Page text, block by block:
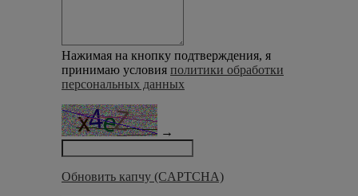
Нажимая на кнопку подтверждения, я
принимаю условия политики обработки
персональных данных
→
Обновить капчу (CAPTCHA)